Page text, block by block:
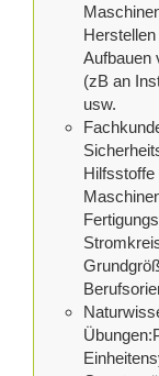
Aufbauen
(zB an
usw.
Hilfsstoffe